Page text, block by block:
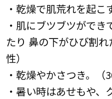
・乾燥で肌荒れを起こ
・肌にブツブツができ
たり 鼻の下がひび割
性）
・乾燥やかさつき。（
・暑い時はあせもや